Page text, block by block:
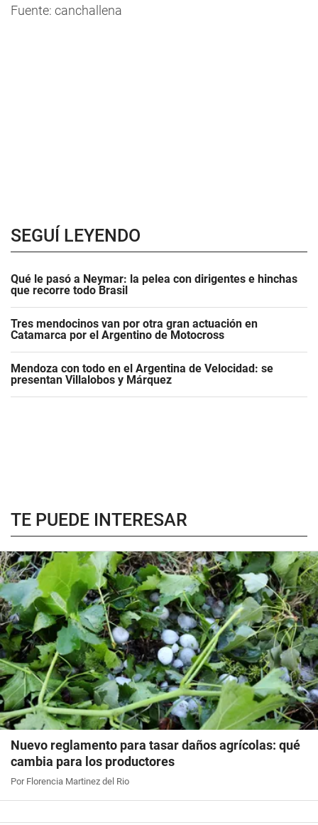
Fuente: canchallena
SEGUÍ LEYENDO
Qué le pasó a Neymar: la pelea con dirigentes e hinchas
que recorre todo Brasil
Tres mendocinos van por otra gran actuación en
Catamarca por el Argentino de Motocross
Mendoza con todo en el Argentina de Velocidad: se
presentan Villalobos y Márquez
TE PUEDE INTERESAR
Nuevo reglamento para tasar daños agrícolas: qué
cambia para los productores
Por Florencia Martinez del Rio